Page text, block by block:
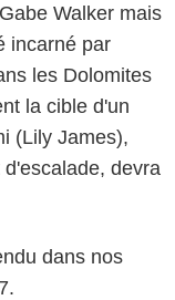
Walker mais
incarné par
les Dolomites
la cible d'un
(Lily James),
devra
dans nos